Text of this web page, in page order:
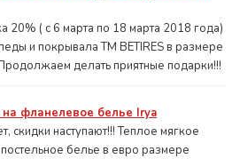
20% ( с 6 марта по 18 марта 2018 года)
и покрывала ТМ BETIRES в размере
делать приятные подарки!!!
фланелевое белье Irya
скидки наступают!!! Теплое мягкое
белье в евро размере